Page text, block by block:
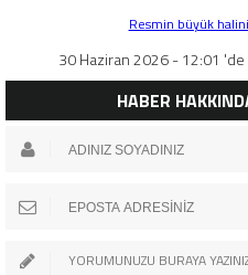
Resmin büyük
30 Haziran 2026 - 12:01
HABER